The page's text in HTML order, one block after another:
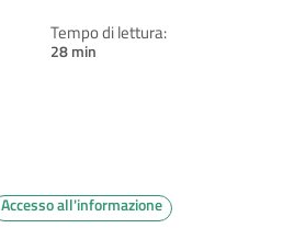
Tempo di lettura:
28 min
Accesso all'informazione